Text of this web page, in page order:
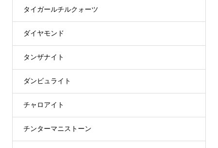
タイガールチルクォーツ
ダイヤモンド
タンザナイト
ダンビュライト
チャロアイト
チンターマニストーン